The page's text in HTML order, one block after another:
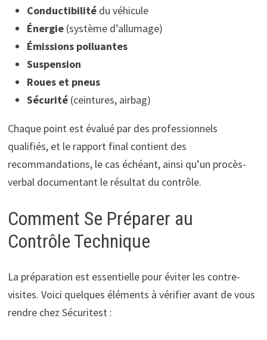
Conductibilitédu véhicule
Énergie(système d’allumage)
Émissions polluantes
Suspension
Roues et pneus
Sécurité(ceintures, airbag)
Chaque point est évalué par des professionnels
qualifiés, et le rapport final contient des
recommandations, le cas échéant, ainsi qu’un procès-
verbal documentant le résultat du contrôle.
Comment Se Préparer au
Contrôle Technique
La préparation est essentielle pour éviter les contre-
visites. Voici quelques éléments à vérifier avant de vous
rendre chez Sécuritest :